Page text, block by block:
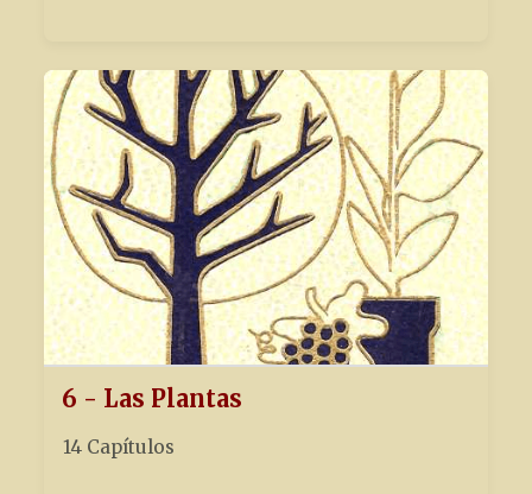
6 - Las Plantas
14 Capítulos